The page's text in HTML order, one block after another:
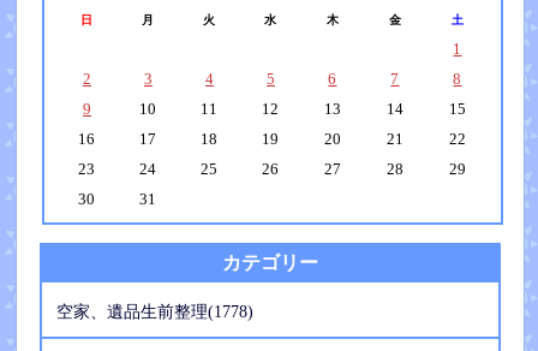
日 月 火 水 木 金 土
1
2
3 4 5 6 7
8
9
10 11 12 13 14
15
16
17 18 19 20 21
22
23
24 25 26 27 28
29
30
31
カテゴリー
空家、遺品生前整理(1778)